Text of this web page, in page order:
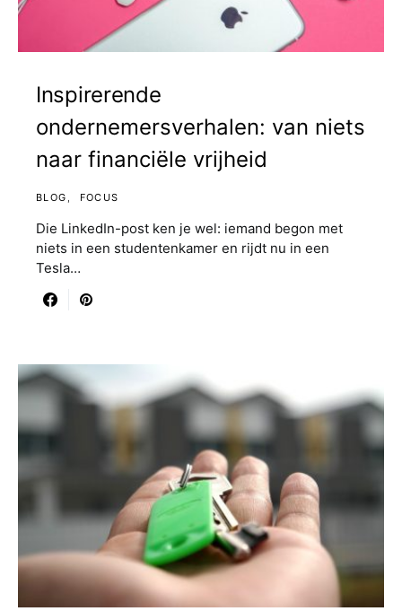
Inspirerende
ondernemersverhalen: van niets
naar financiële vrijheid
BLOG FOCUS
Die LinkedIn-post ken je wel: iemand begon met
niets in een studentenkamer en rijdt nu in een
Tesla…